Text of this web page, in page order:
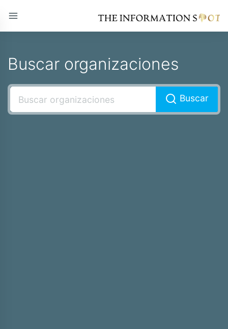
Buscar organizaciones
Buscar